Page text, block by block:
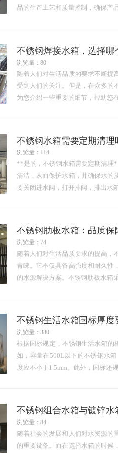
品的生产工艺和质量控制，确保产
不锈钢焊接水箱，选择哪
浏览量：80
随着人们对生活品质的要求不断提
受到人们的关注。但是，在众多的
为您介绍一些重要的细节，帮助您
不锈钢水箱需要定期清理
浏览量：114
**是的，不锈钢水箱需要定期清理
清洁，从而保护水箱，并确保水的
要关闭进水阀，打开排阀，排出水
不锈钢肋板水箱：品质保
浏览量：74
随着人们对生活品质要求的提高，
青睐。它不仅具备高强度和耐久性
的水源解决方案。不锈钢肋板水箱
不锈钢生活水箱国标厚
浏览量：380
根据国标规定，不锈钢生活水箱的
如，容量在500L以下的不锈钢水
度应不小于1.5mm。此外，国标还
不锈钢组合水箱与镀锌水
浏览量：84
随着社会的发展和人们对水资源的
的重要设备。而在选择水箱的时候